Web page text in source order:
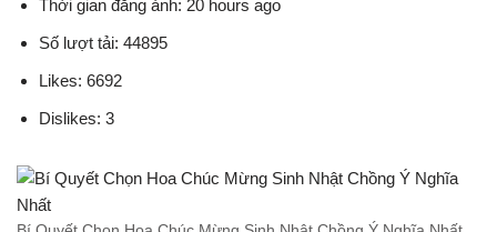
Thời gian đăng ảnh: 20 hours ago
Số lượt tải: 44895
Likes: 6692
Dislikes: 3